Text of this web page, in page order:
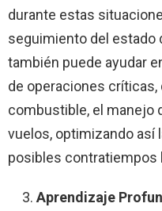
durante estas
seguimiento del estado
también puede ayudar
de operaciones
combustible, el manejo
vuelos, optimizando así
posibles contratiempos
Aprendizaje